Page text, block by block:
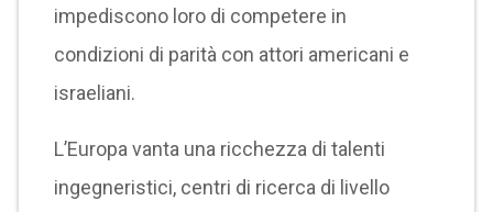
impediscono loro di competere in
condizioni di parità con attori americani e
israeliani.
L’Europa vanta una ricchezza di talenti
ingegneristici, centri di ricerca di livello